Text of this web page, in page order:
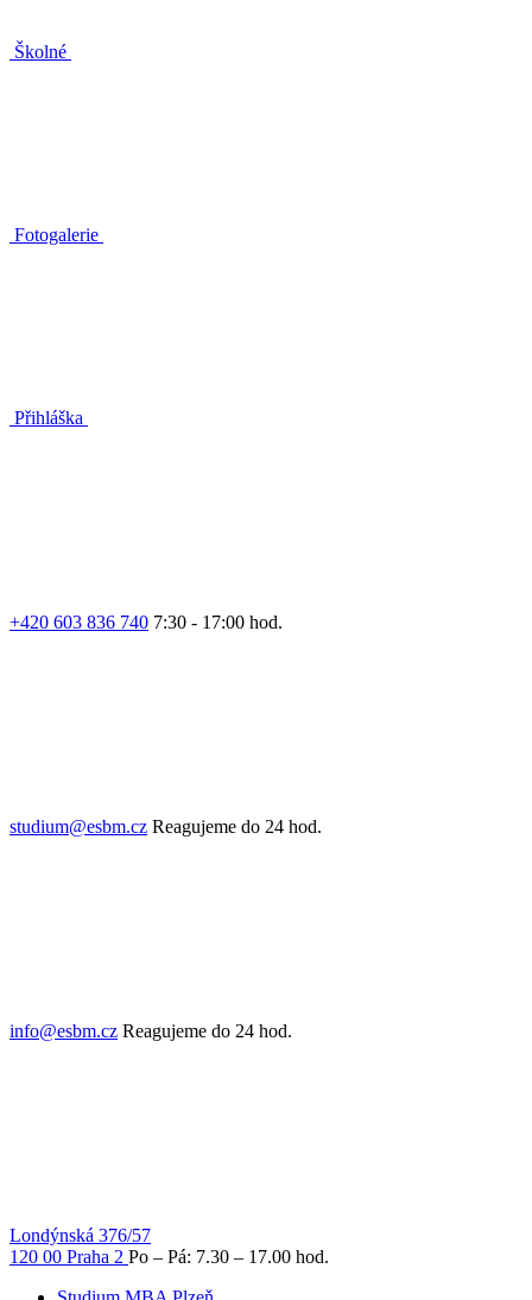
Školné
Fotogalerie
Přihláška
+420 603 836 740 7:30 - 17:00 hod.
studium@esbm.cz Reagujeme do 24 hod.
info@esbm.cz Reagujeme do 24 hod.
Londýnská 376/57
120 00 Praha 2 Po – Pá: 7.30 – 17.00 hod.